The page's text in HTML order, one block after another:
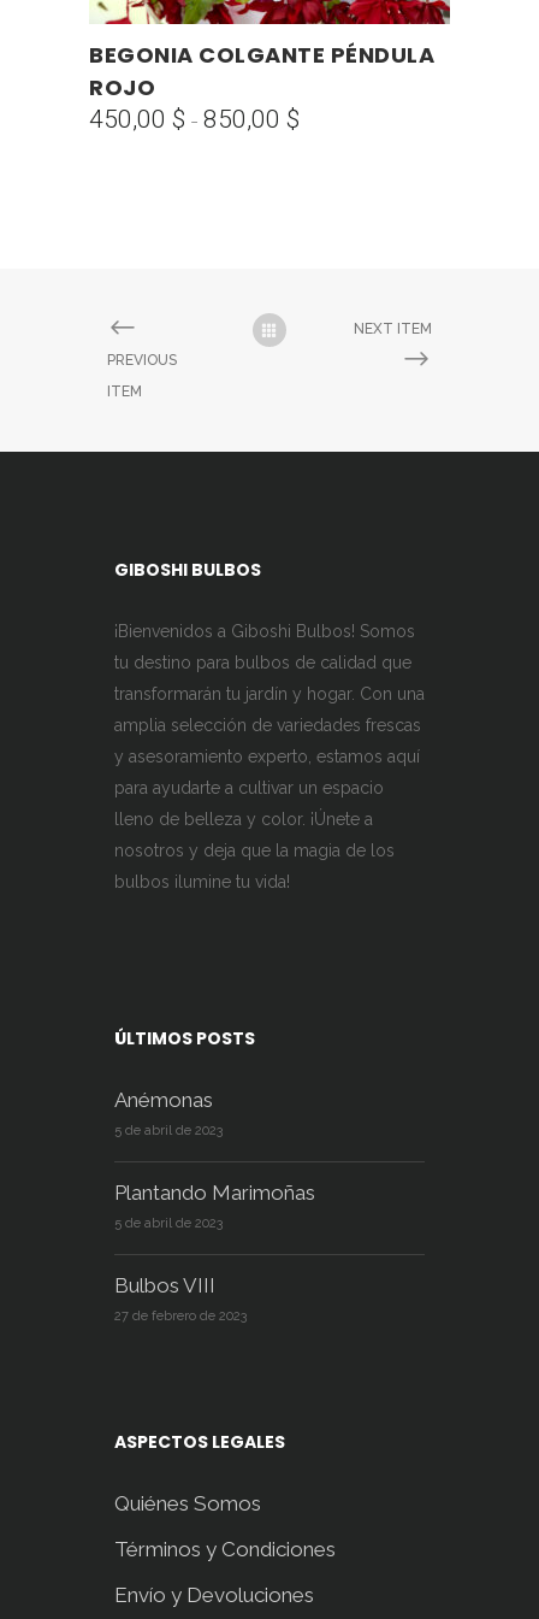
SELECCIONAR OPCIONES
producto
tiene
múltiples
elegir
en
BEGONIA COLGANTE PÉNDULA
ROJO
450,00 $ - 850,00 $
PREVIOUS
ITEM
NEXT ITEM
GIBOSHI BULBOS
¡Bienvenidos a Giboshi Bulbos! Somos
tu destino para bulbos de calidad que
transformarán tu jardín y hogar. Con una
amplia selección de variedades frescas
y asesoramiento experto, estamos aquí
para ayudarte a cultivar un espacio
lleno de belleza y color. ¡Únete a
nosotros y deja que la magia de los
bulbos ilumine tu vida!
ÚLTIMOS POSTS
Anémonas
5 de abril de 2023
Plantando Marimoñas
5 de abril de 2023
Bulbos VIII
27 de febrero de 2023
ASPECTOS LEGALES
Quiénes Somos
Términos y Condiciones
Envío y Devoluciones